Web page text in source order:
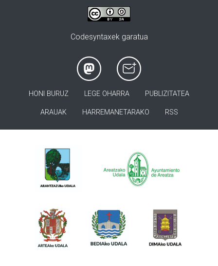
Codesyntaxek garatua
HONI BURUZ LEGE OHARRA PUBLIZITATEA
ARAUAK HARREMANETARAKO RSS